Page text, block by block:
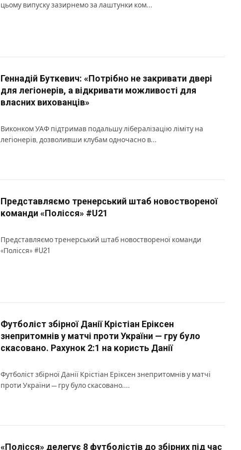
цьому випуску зазирнемо за лаштунки ком…
Геннадій Буткевич: «Потрібно не закривати двері
для легіонерів, а відкривати можливості для
власних вихованців»
Виконком УАФ підтримав подальшу лібералізацію ліміту на
легіонерів, дозволивши клубам одночасно в…
Представляємо тренерський штаб новоствореної
команди «Полісся» #U21
Представляємо тренерський штаб новоствореної команди
«Полісся» #U21
Футболіст збірної Данії Крістіан Еріксен
знепритомнів у матчі проти України — гру було
скасовано. Рахунок 2:1 на користь Данії
Футболіст збірної Данії Крістіан Еріксен знепритомнів у матчі
проти України — гру було скасовано….
«Полісся» делегує 8 футболістів до збірних під час